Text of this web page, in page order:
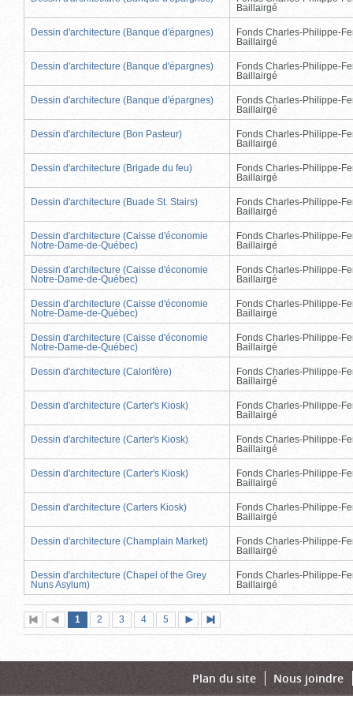
Baillairgé
Dessin d'architecture (Banque d'épargnes)
Fonds Charles-Philippe-
Baillairgé
Dessin d'architecture (Banque d'épargnes)
Fonds Charles-Philippe-
Baillairgé
Dessin d'architecture (Banque d'épargnes)
Fonds Charles-Philippe-
Baillairgé
Dessin d'architecture (Bon Pasteur)
Fonds Charles-Philippe-
Baillairgé
Dessin d'architecture (Brigade du feu)
Fonds Charles-Philippe-
Baillairgé
Dessin d'architecture (Buade St. Stairs)
Fonds Charles-Philippe-
Baillairgé
Dessin d'architecture (Caisse d'économie
Notre-Dame-de-Québec)
Fonds Charles-Philippe-
Baillairgé
Dessin d'architecture (Caisse d'économie
Notre-Dame-de-Québec)
Fonds Charles-Philippe-
Baillairgé
Dessin d'architecture (Caisse d'économie
Notre-Dame-de-Québec)
Fonds Charles-Philippe-
Baillairgé
Dessin d'architecture (Caisse d'économie
Notre-Dame-de-Québec)
Fonds Charles-Philippe-
Baillairgé
Dessin d'architecture (Calorifère)
Fonds Charles-Philippe-
Baillairgé
Dessin d'architecture (Carter's Kiosk)
Fonds Charles-Philippe-
Baillairgé
Dessin d'architecture (Carter's Kiosk)
Fonds Charles-Philippe-
Baillairgé
Dessin d'architecture (Carter's Kiosk)
Fonds Charles-Philippe-
Baillairgé
Dessin d'architecture (Carters Kiosk)
Fonds Charles-Philippe-
Baillairgé
Dessin d'architecture (Champlain Market)
Fonds Charles-Philippe-
Baillairgé
Dessin d'architecture (Chapel of the Grey
Nuns Asylum)
Fonds Charles-Philippe-
Baillairgé
Première
page
Page
précédente
Page
1 (page
actuelle)
Page
2 Page
3 Page
4 Page
5
suivante
page
Plan du site Nous joindre